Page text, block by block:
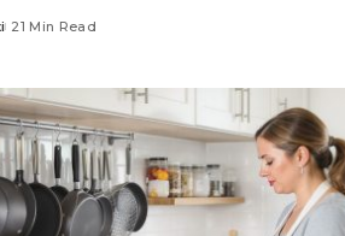
21 Min Read